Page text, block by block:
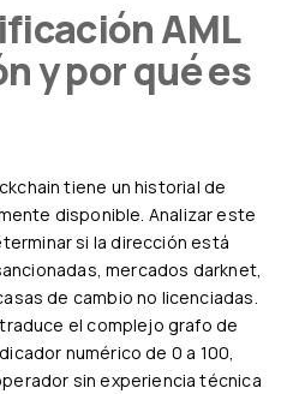
y por qué es
disponible. Analizar este
si la dirección está
mercados darknet,
de cambio no licenciadas.
el complejo grafo de
numérico de 0 a 100,
sin experiencia técnica